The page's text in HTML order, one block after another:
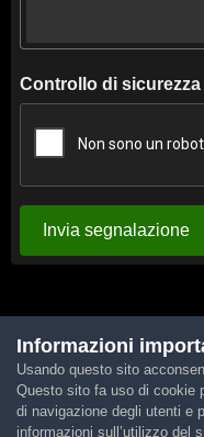
Controllo di sicurezza
Invia segnalazione
Lingua
Informazioni
Usando questo sito
Questo sito fa uso di cookie
di navigazione degli utenti e
informazioni sull’utilizzo del